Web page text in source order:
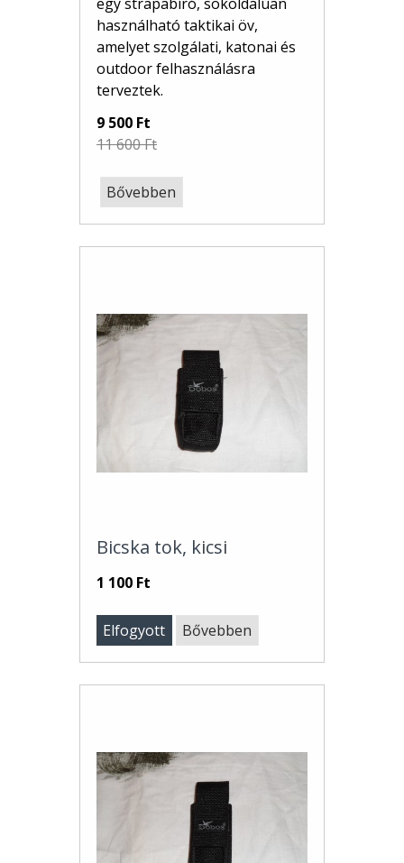
használható taktikai öv,
amelyet szolgálati, katonai és
outdoor felhasználásra
terveztek.
9 500 Ft
11 600 Ft
Bővebben
Bicska tok, kicsi
1 100 Ft
Elfogyott Bővebben